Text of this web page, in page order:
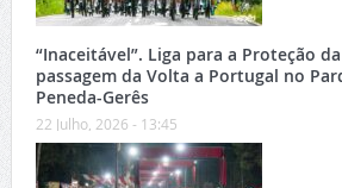
“Inaceitável”. Liga para a Proteção
passagem da Volta a Portugal no
Peneda-Gerês
22 Julho, 2026 - 13:45